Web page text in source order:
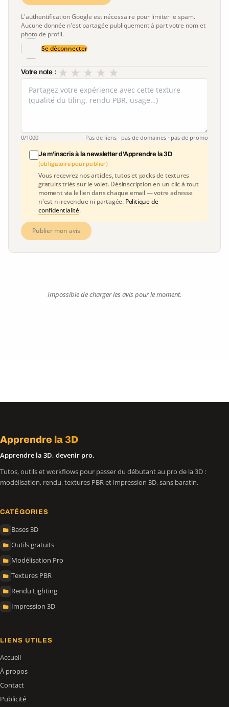
L'authentification Google est nécessaire pour limiter le spam.
Aucune donnée n'est partagée publiquement à part votre nom et
photo de profil.
Se déconnecter
Votre note : ★
★
★
★
★
0/1000 Pas de liens · pas de domaines · pas de promo
Je m'inscris à la newsletter d'Apprendre la 3D
(obligatoire pour publier)
Vous recevrez nos articles, tutos et packs de textures
gratuits triés sur le volet. Désinscription en un clic à tout
moment via le lien dans chaque email — votre adresse
n'est ni revendue ni partagée. Politique de
confidentialité.
Publier mon avis
Impossible de charger les avis pour le moment.
Apprendre la 3D
Apprendre la 3D, devenir pro.
Tutos, outils et workflows pour passer du débutant au pro de la 3D :
modélisation, rendu, textures PBR et impression 3D, sans baratin.
CATÉGORIES
Bases 3D
Outils gratuits
Modélisation Pro
Textures PBR
Rendu Lighting
Impression 3D
LIENS UTILES
Accueil
À propos
Contact
Publicité